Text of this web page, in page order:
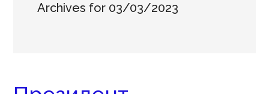
Archives for 03/03/2023